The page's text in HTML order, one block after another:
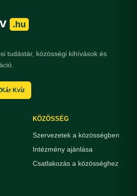
.hu
tudástár, közösségi kihívások és
Kvíz
KÖZÖSSÉG
Szervezetek a közösségben
Intézmény ajánlása
Csatlakozás a közösséghez